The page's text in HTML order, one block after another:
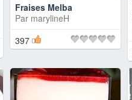
Fraises Melba
Par marylineH
397